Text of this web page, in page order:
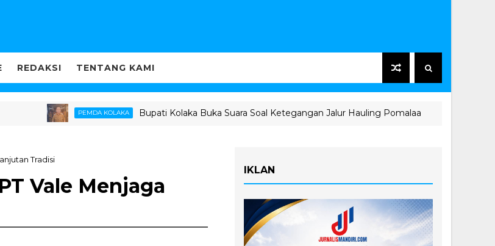
REDAKSI TENTANG KAMI
PEMDA KOLAKA Bupati Kolaka Buka Suara Soal Ketegangan Jalur Hauling Pomalaa
Tradisi
Vale Menjaga
IKLAN